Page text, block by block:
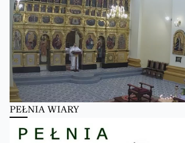
PEŁNIA WIARY